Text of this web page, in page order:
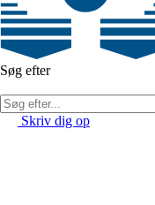
Søg efter
Skriv dig op